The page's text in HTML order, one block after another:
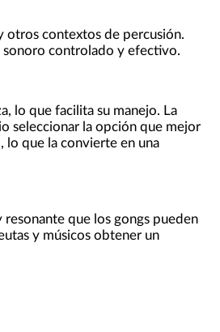
otros contextos de percusión.
sonoro controlado y efectivo.
lo que facilita su manejo. La
seleccionar la opción que mejor
, lo que la convierte en una
que los gongs pueden
y músicos obtener un